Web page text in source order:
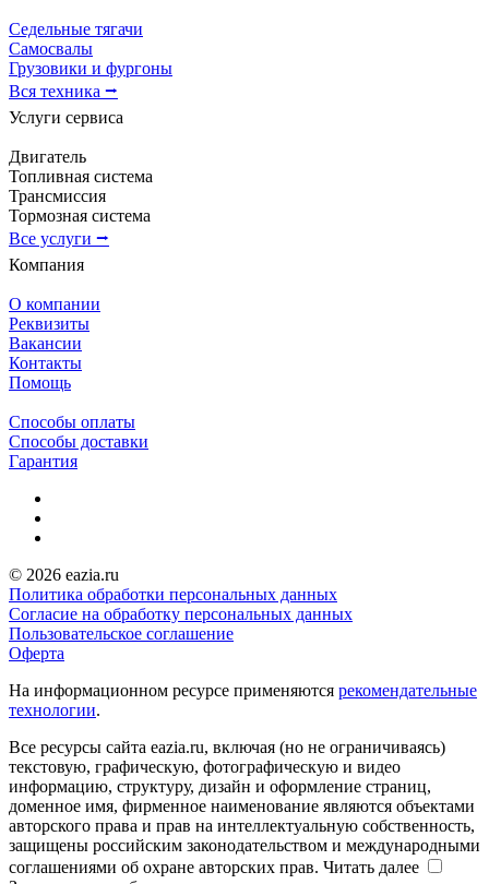
Седельные тягачи
Самосвалы
Грузовики и фургоны
Вся техника ⭢
Услуги сервиса
Двигатель
Топливная система
Трансмиссия
Тормозная система
Все услуги ⭢
Компания
О компании
Реквизиты
Вакансии
Контакты
Помощь
Способы оплаты
Способы доставки
Гарантия
© 2026 eazia.ru
Политика обработки персональных данных
Согласие на обработку персональных данных
Пользовательское соглашение
Оферта
На информационном ресурсе применяются рекомендательные
технологии.
Все ресурсы сайта eazia.ru, включая (но не ограничиваясь)
текстовую, графическую, фотографическую и видео
информацию, структуру, дизайн и оформление страниц,
доменное имя, фирменное наименование являются объектами
авторского права и прав на интеллектуальную собственность,
защищены российским законодательством и международными
соглашениями об охране авторских прав. Читать далее